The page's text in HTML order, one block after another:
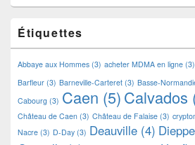
Étiquettes
Abbaye aux Hommes (3) acheter MDMA en ligne (3)
Barfleur (3) Barneville-Carteret (3) Basse-
Cabourg (3) Caen (5)Calvados
Château de Caen (3) Château de Falaise (3)
Nacre (3) D-Day (3) Deauville (4) Dieppe